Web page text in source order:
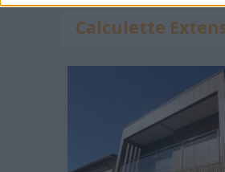
Calculette